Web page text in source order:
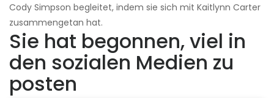
Cody Simpson begleitet, indem sie sich mit Kaitlynn Carter
zusammengetan hat.
Sie hat begonnen, viel in
den sozialen Medien zu
posten